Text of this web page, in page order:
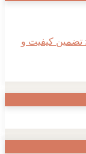
تضمین کیفیت و